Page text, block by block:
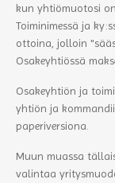
kun yhtiömuotosi
Toiminimessä ja
ottoina, jolloin
Osakeyhtiössä
Osakeyhtiön ja
yhtiön ja
paperiversiona.
Muun muassa
valintaa